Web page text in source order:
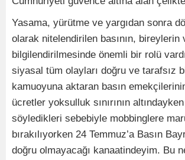
Yasama, yürütme ve yargıdan sonra
olarak nitelendirilen basının, bireylerin
bilgilendirilmesinde önemli bir rolü
siyasal tüm olayları doğru ve tarafsız
kamuoyuna aktaran basın
ücretler yoksulluk sınırının
söyledikleri sebebiyle mobbinglere
bırakılıyorken 24 Temmuz’a Basın
doğru olmayacağı kanaatindeyim. Bu